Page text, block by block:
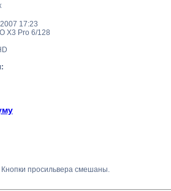
17:23
X3 Pro 6/128
просильвера смешаны.